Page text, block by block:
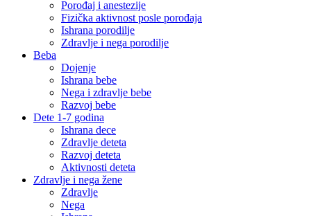
Porođaj i anestezije
Fizička aktivnost posle porođaja
Ishrana porodilje
Zdravlje i nega porodilje
Beba
Dojenje
Ishrana bebe
Nega i zdravlje bebe
Razvoj bebe
Dete 1-7 godina
Ishrana dece
Zdravlje deteta
Razvoj deteta
Aktivnosti deteta
Zdravlje i nega žene
Zdravlje
Nega